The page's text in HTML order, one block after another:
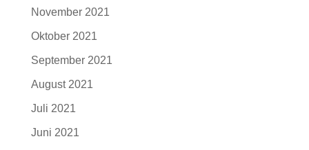
November 2021
Oktober 2021
September 2021
August 2021
Juli 2021
Juni 2021